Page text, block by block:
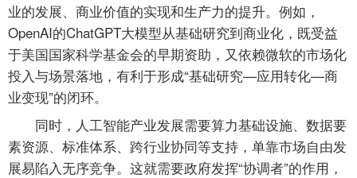
业的发展、商业价值的实现和生产力的提升。例如，
OpenAI的ChatGPT大模型从基础研究到商业化，既受益
于美国国家科学基金会的早期资助，又依赖微软的市场化
投入与场景落地，有利于形成“基础研究—应用转化—商
业变现”的闭环。
同时，人工智能产业发展需要算力基础设施、数据要
素资源、标准体系、跨行业协同等支持，单靠市场自由发
展易陷入无序竞争。这就需要政府发挥“协调者”的作用，